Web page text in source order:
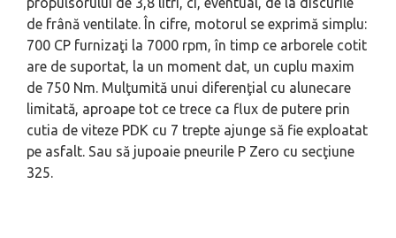
de frână ventilate. În cifre, motorul se exprimă simplu:
700 CP furnizaţi la 7000 rpm, în timp ce arborele cotit
are de suportat, la un moment dat, un cuplu maxim
de 750 Nm. Mulţumită unui diferenţial cu alunecare
limitată, aproape tot ce trece ca flux de putere prin
cutia de viteze PDK cu 7 trepte ajunge să fie exploatat
pe asfalt. Sau să jupoaie pneurile P Zero cu secţiune
325.